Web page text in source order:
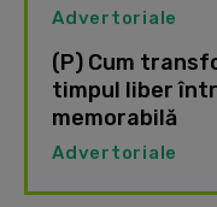
Advertoriale
(P) Cum
timpul liber
memorabilă
Advertoriale